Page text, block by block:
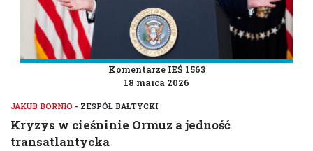
Komentarze IEŚ 1563
18 marca 2026
JAKUB BORNIO - ZESPÓŁ BAŁTYCKI
Kryzys w cieśninie Ormuz a jedność
transatlantycka